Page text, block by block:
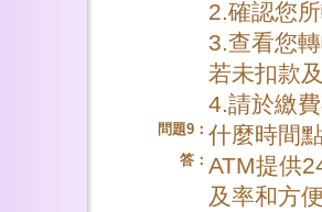
2.確認您
3.查看您
若未扣款
4.請於繳
問題9： 什麼時間
答： ATM提供
及率和方